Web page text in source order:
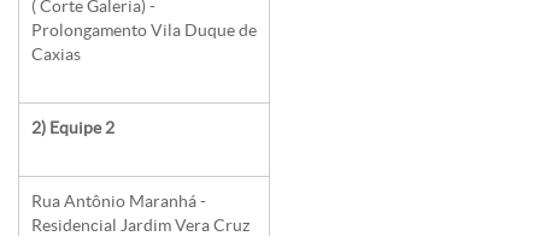
( Corte Galeria) -
Prolongamento Vila Duque de
Caxias
2) Equipe 2
Rua Antônio Maranhá -
Residencial Jardim Vera Cruz